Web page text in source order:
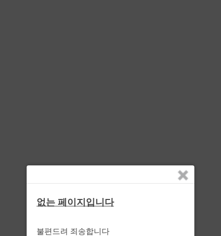
없는 페이지입니다
불편드려 죄송합니다